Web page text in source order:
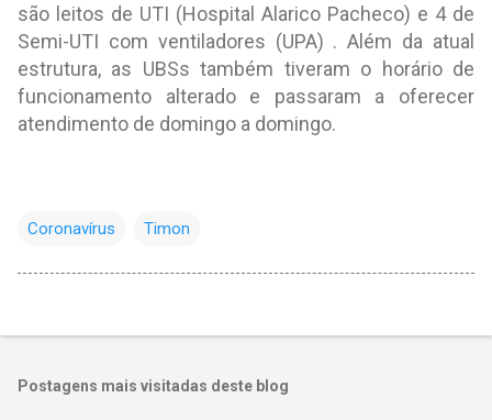
são leitos de UTI (Hospital Alarico Pacheco) e 4 de
Semi-UTI com ventiladores (UPA) . Além da atual
estrutura, as UBSs também tiveram o horário de
funcionamento alterado e passaram a oferecer
atendimento de domingo a domingo.
Coronavírus Timon
Postagens mais visitadas deste blog